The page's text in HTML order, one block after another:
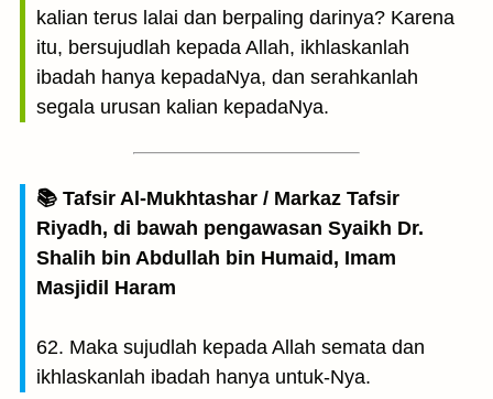
kalian terus lalai dan berpaling darinya? Karena
itu, bersujudlah kepada Allah, ikhlaskanlah
ibadah hanya kepadaNya, dan serahkanlah
segala urusan kalian kepadaNya.
📚 Tafsir Al-Mukhtashar / Markaz Tafsir
Riyadh, di bawah pengawasan Syaikh Dr.
Shalih bin Abdullah bin Humaid, Imam
Masjidil Haram
62. Maka sujudlah kepada Allah semata dan
ikhlaskanlah ibadah hanya untuk-Nya.